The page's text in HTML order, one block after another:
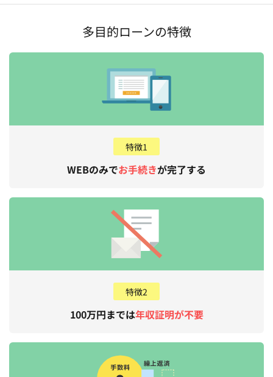
多目的ローンの特徴
特徴1
WEBのみでお手続きが完了する
特徴2
100万円までは年収証明が不要